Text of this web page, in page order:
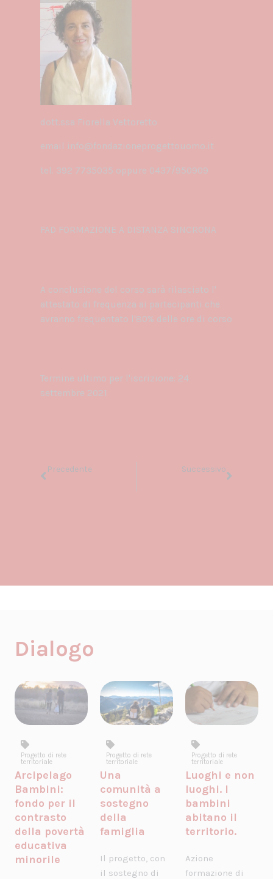
dott.ssa Fiorella Vettoretto
email info@fondazioneprogettouomo.it
tel. 392 7735035 oppure 0437/950909
FAD FORMAZIONE A DISTANZA SINCRONA
A conclusione del corso sarà rilasciato l'
attestato di frequenza ai partecipanti che
avranno frequentato l'80% delle ore di corso
Termine ultimo per l'iscrizione: 24
settembre 2021
Precedente Successivo
Dialogo
Progetto di rete
territoriale
Arcipelago
Bambini:
fondo per il
contrasto
della povertà
educativa
minorile
Progetto di rete
territoriale
Una
comunità a
sostegno
della
famiglia
Il progetto, con
il sostegno di
Progetto di rete
territoriale
Luoghi e non
luoghi. I
bambini
abitano il
territorio.
Azione
formazione di